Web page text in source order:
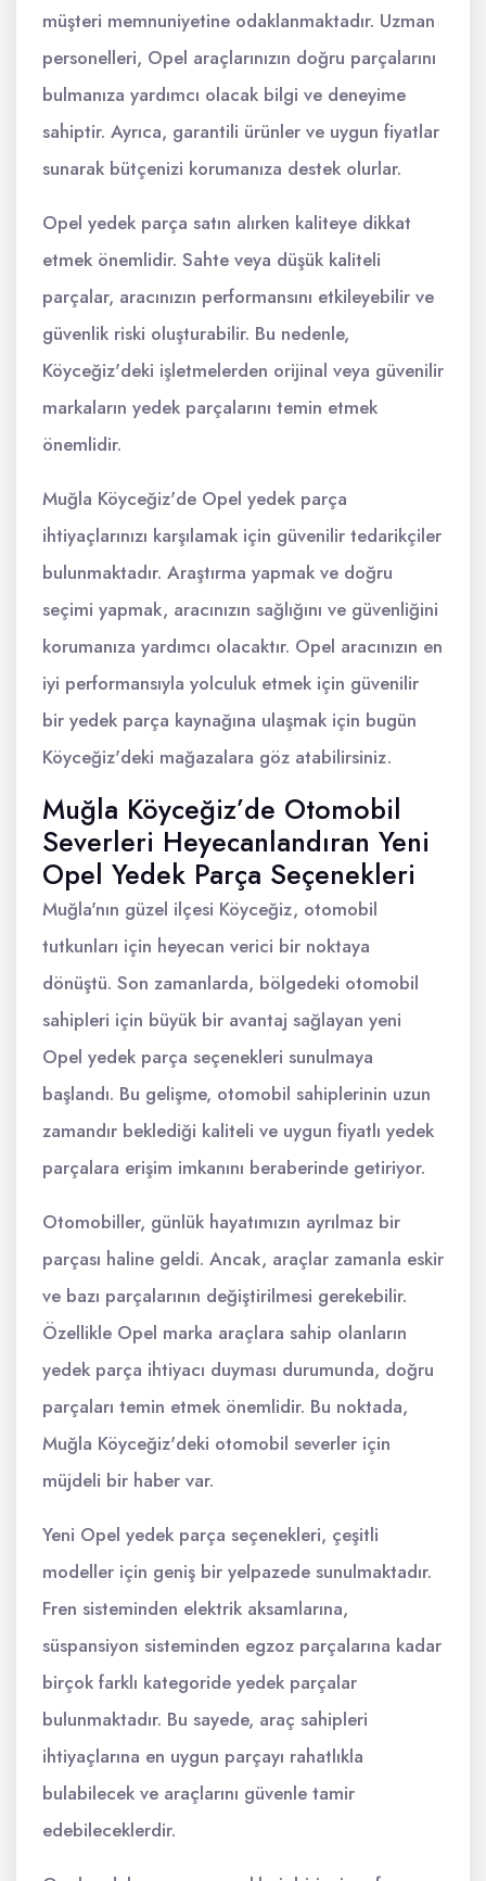
müşteri memnuniyetine odaklanmaktadır. Uzman
personelleri, Opel araçlarınızın doğru parçalarını
bulmanıza yardımcı olacak bilgi ve deneyime
sahiptir. Ayrıca, garantili ürünler ve uygun fiyatlar
sunarak bütçenizi korumanıza destek olurlar.
Opel yedek parça satın alırken kaliteye dikkat
etmek önemlidir. Sahte veya düşük kaliteli
parçalar, aracınızın performansını etkileyebilir ve
güvenlik riski oluşturabilir. Bu nedenle,
Köyceğiz'deki işletmelerden orijinal veya güvenilir
markaların yedek parçalarını temin etmek
önemlidir.
Muğla Köyceğiz'de Opel yedek parça
ihtiyaçlarınızı karşılamak için güvenilir tedarikçiler
bulunmaktadır. Araştırma yapmak ve doğru
seçimi yapmak, aracınızın sağlığını ve güvenliğini
korumanıza yardımcı olacaktır. Opel aracınızın en
iyi performansıyla yolculuk etmek için güvenilir
bir yedek parça kaynağına ulaşmak için bugün
Köyceğiz'deki mağazalara göz atabilirsiniz.
Muğla Köyceğiz’de Otomobil
Severleri Heyecanlandıran Yeni
Opel Yedek Parça Seçenekleri
Muğla'nın güzel ilçesi Köyceğiz, otomobil
tutkunları için heyecan verici bir noktaya
dönüştü. Son zamanlarda, bölgedeki otomobil
sahipleri için büyük bir avantaj sağlayan yeni
Opel yedek parça seçenekleri sunulmaya
başlandı. Bu gelişme, otomobil sahiplerinin uzun
zamandır beklediği kaliteli ve uygun fiyatlı yedek
parçalara erişim imkanını beraberinde getiriyor.
Otomobiller, günlük hayatımızın ayrılmaz bir
parçası haline geldi. Ancak, araçlar zamanla eskir
ve bazı parçalarının değiştirilmesi gerekebilir.
Özellikle Opel marka araçlara sahip olanların
yedek parça ihtiyacı duyması durumunda, doğru
parçaları temin etmek önemlidir. Bu noktada,
Muğla Köyceğiz'deki otomobil severler için
müjdeli bir haber var.
Yeni Opel yedek parça seçenekleri, çeşitli
modeller için geniş bir yelpazede sunulmaktadır.
Fren sisteminden elektrik aksamlarına,
süspansiyon sisteminden egzoz parçalarına kadar
birçok farklı kategoride yedek parçalar
bulunmaktadır. Bu sayede, araç sahipleri
ihtiyaçlarına en uygun parçayı rahatlıkla
bulabilecek ve araçlarını güvenle tamir
edebileceklerdir.